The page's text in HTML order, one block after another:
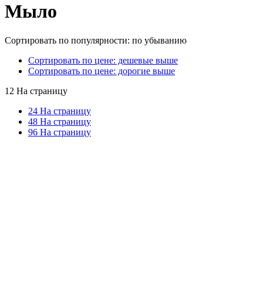
Мыло
Сортировать по популярности: по убыванию
Сортировать по цене: дешевые выше
Сортировать по цене: дорогие выше
12 На страницу
24 На страницу
48 На страницу
96 На страницу